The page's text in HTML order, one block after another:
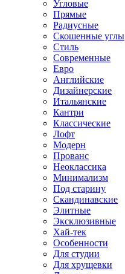
Угловые
Прямые
Радиусные
Скошенные углы
Стиль
Современные
Евро
Английские
Дизайнерские
Итальянские
Кантри
Классические
Лофт
Модерн
Прованс
Неоклассика
Минимализм
Под старину
Скандинавские
Элитные
Эксклюзивные
Хай-тек
Особенности
Для студии
Для хрущевки